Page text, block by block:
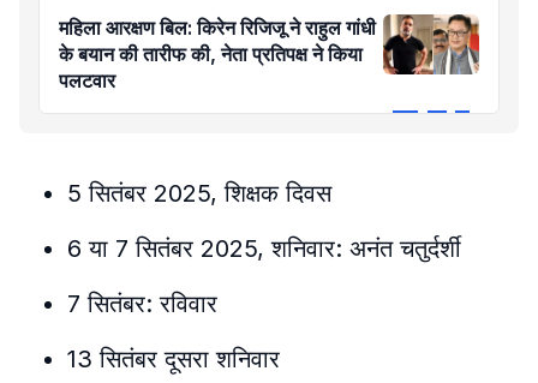
महिला आरक्षण बिल: किरेन रिजिजू ने राहुल गांधी
के बयान की तारीफ की, नेता प्रतिपक्ष ने किया
पलटवार
5 सितंबर 2025, शिक्षक दिवस
6 या 7 सितंबर 2025, शनिवार: अनंत चतुर्दर्शी
7 सितंबर: रविवार
13 सितंबर दूसरा शनिवार